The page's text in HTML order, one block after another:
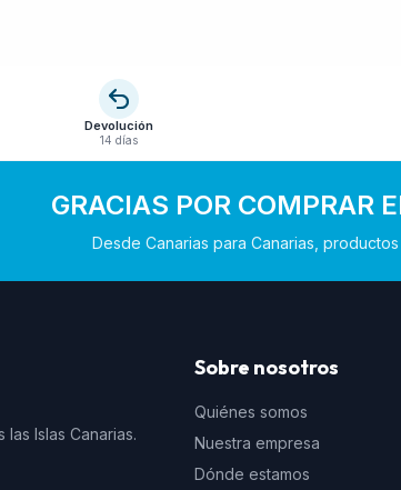
Devolución
14 días
GRACIAS POR COMPRAR
Desde Canarias para Canarias,
Islas Canarias.
Sobre nosotros
Quiénes somos
Nuestra empresa
Dónde estamos